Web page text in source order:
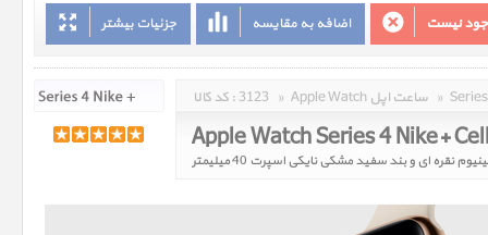
جزئیات بیشتر اضافه به مقایسه نیست
کد کالا : 3123 » Apple Watch ساعت اپل »